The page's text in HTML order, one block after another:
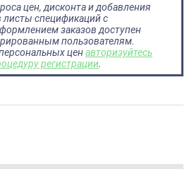
цен, дисконта и добавления
спецификаций с
заказов доступен
пользователям.
ценавторизуйтесь
регистрации.